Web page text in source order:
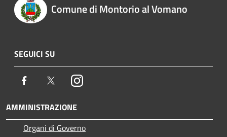
Comune di Montorio al Vomano
SEGUICI SU
Facebook TwitterInstagram
AMMINISTRAZIONE
Organi di Governo